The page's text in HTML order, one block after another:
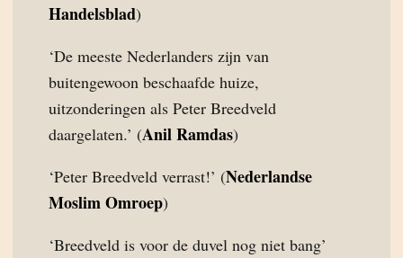
Handelsblad)
‘De meeste Nederlanders zijn van
buitengewoon beschaafde huize,
uitzonderingen als Peter Breedveld
daargelaten.’ (Anil Ramdas)
‘Peter Breedveld verrast!’ (Nederlandse
Moslim Omroep)
‘Breedveld is voor de duvel nog niet bang’